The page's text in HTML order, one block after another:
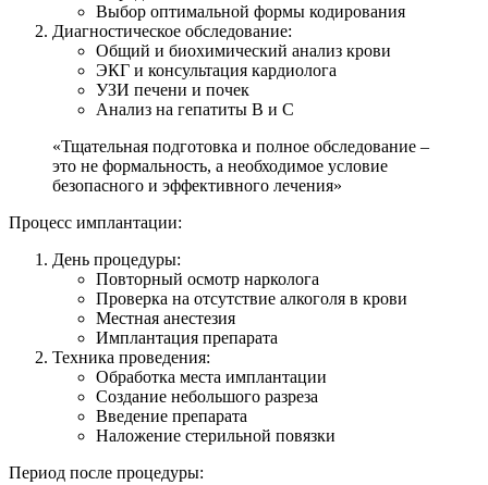
Выбор оптимальной формы кодирования
Диагностическое обследование:
Общий и биохимический анализ крови
ЭКГ и консультация кардиолога
УЗИ печени и почек
Анализ на гепатиты В и С
«Тщательная подготовка и полное обследование –
это не формальность, а необходимое условие
безопасного и эффективного лечения»
Процесс имплантации:
День процедуры:
Повторный осмотр нарколога
Проверка на отсутствие алкоголя в крови
Местная анестезия
Имплантация препарата
Техника проведения:
Обработка места имплантации
Создание небольшого разреза
Введение препарата
Наложение стерильной повязки
Период после процедуры: